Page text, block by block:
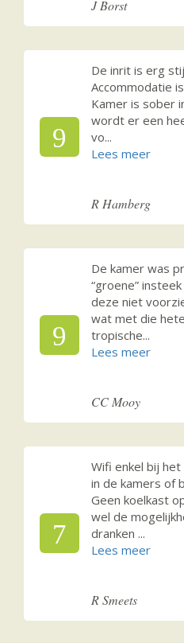
J Borst
9
De inrit is erg
Accommodatie
Kamer is sober
wordt er een
vo...
R Hamberg
9
De kamer was
“groene”
deze niet
wat met die
tropische...
CC Mooy
7
Wifi enkel bij
in de kamers of
Geen koelkast
wel de
dranken ...
R Smeets